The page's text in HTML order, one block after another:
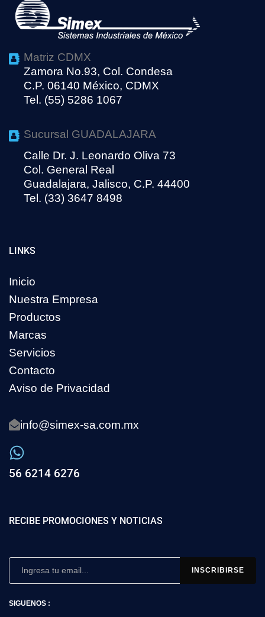
Matriz CDMX
Zamora No.93, Col. Condesa
C.P. 06140 México, CDMX
Tel. (55) 5286 1067
Sucursal GUADALAJARA
Calle Dr. J. Leonardo Oliva 73
Col. General Real
Guadalajara, Jalisco, C.P. 44400
Tel. (33) 3647 8498
LINKS
Inicio
Nuestra Empresa
Productos
Marcas
Servicios
Contacto
Aviso de Privacidad
info@simex-sa.com.mx
56 6214 6276
RECIBE PROMOCIONES Y NOTICIAS
SIGUENOS :